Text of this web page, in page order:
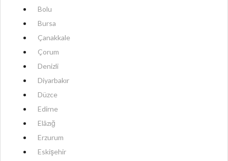
Bolu
Bursa
Çanakkale
Çorum
Denizli
Diyarbakır
Düzce
Edirne
Elâzığ
Erzurum
Eskişehir